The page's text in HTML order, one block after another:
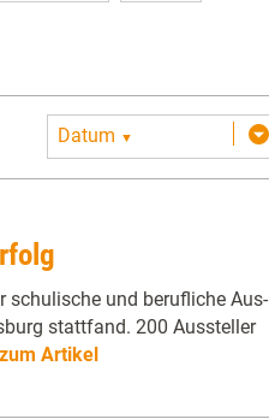
Datum ▼
schulische und berufliche Aus-
stattfand. 200 Aussteller
zum Artikel